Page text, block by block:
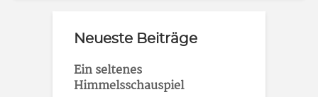
Neueste Beiträge
Ein seltenes
Himmelsschauspiel